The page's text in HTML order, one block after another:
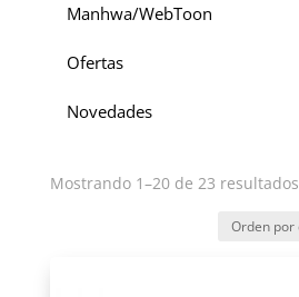
Manhwa/WebToon
Ofertas
Novedades
Mostrando 1–20 de 23 resultados